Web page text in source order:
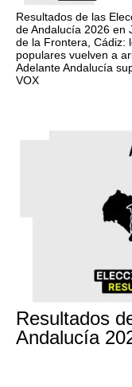
Resultados de las
de Andalucía 2026 en
de la Frontera, Cádiz:
populares vuelven a
Adelante Andalucía
VOX
Resultados
Andalucía